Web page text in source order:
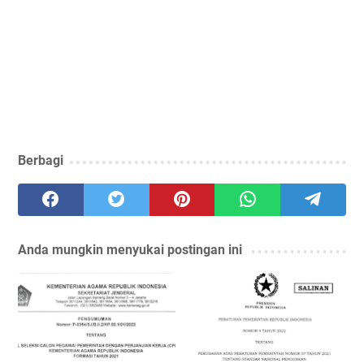
Berbagi
Anda mungkin menyukai postingan ini